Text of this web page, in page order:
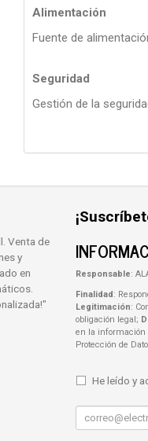
Alimentación
Fuente de
Seguridad
Gestión de la
Venta de
y
en
Responsable:
Finalidad :
Legitimación:
obligación legal;
en la información
Protección de
He leído y